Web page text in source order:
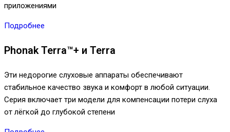
приложениями
Подробнее
Phonak Terra™+ и Terra
Эти недорогие слуховые аппараты обеспечивают
стабильное качество звука и комфорт в любой ситуации.
Серия включает три модели для компенсации потери слуха
от лёгкой до глубокой степени